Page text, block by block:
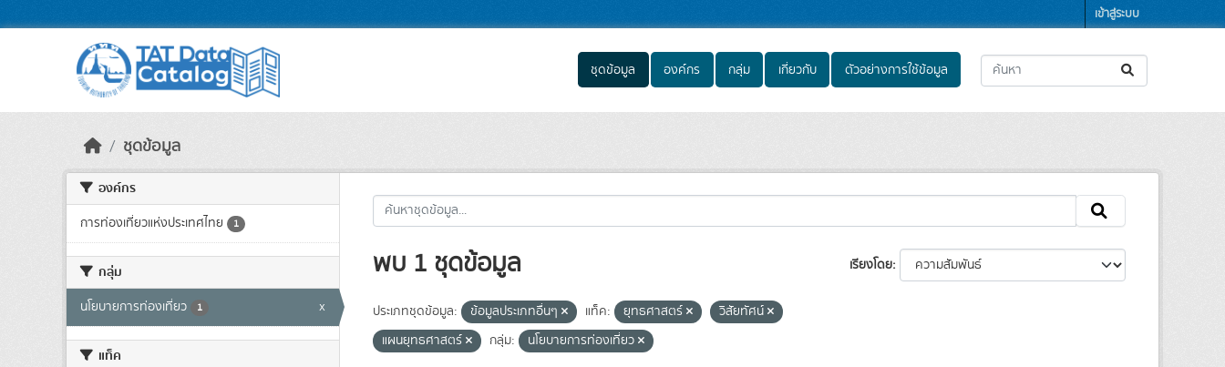
เข้าสู่ระบบ
ชุดข้อมูล องค์กร กลุ่ม เกี่ยวกับ ตัวอย่างการใช้ข้อมูล
ชุดข้อมูล
องค์กร
การท่องเที่ยวแห่งประเทศไทย 1
กลุ่ม
นโยบายการท่องเที่ยว 1 x
แท็ค
เรียงโดย
พบ 1 ชุดข้อมูล
ประเภทชุดข้อมูล: ข้อมูลประเภทอื่นๆ แท็ค: ยุทธศาสตร์
วิสัยทัศน์
แผนยุทธศาสตร์
กลุ่ม: นโยบายการท่องเที่ยว